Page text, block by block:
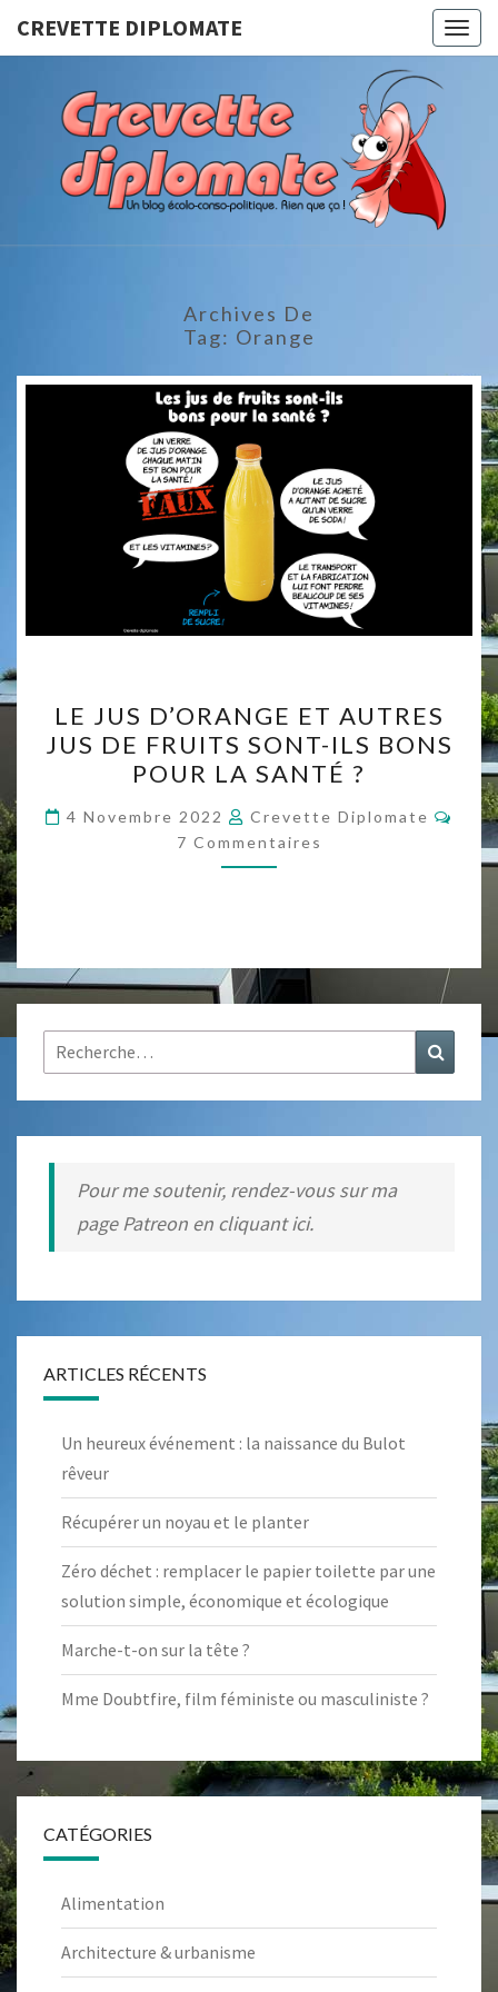
CREVETTE DIPLOMATE
Un Blog
Écolo-
Conso-
Politique.
Archives De
Tag: Orange
JUS
D’ORANGE
ET
AUTRES
JUS
DE
ILS
BONS
LE JUS D’ORANGE ET AUTRES
JUS DE FRUITS SONT-ILS BONS
POUR LA SANTÉ ?
4 Novembre 2022 Crevette Diplomate
7 Commentaires
Rechercher :
Pour me soutenir, rendez-vous sur ma
page Patreon en cliquant ici.
ARTICLES RÉCENTS
Un heureux événement : la naissance du Bulot
rêveur
Récupérer un noyau et le planter
Zéro déchet : remplacer le papier toilette par une
solution simple, économique et écologique
Marche-t-on sur la tête ?
Mme Doubtfire, film féministe ou masculiniste ?
CATÉGORIES
Alimentation
Architecture & urbanisme